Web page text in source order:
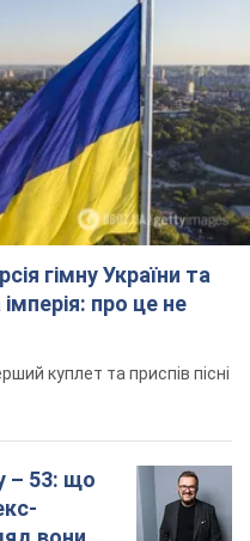
гімну України та
про це не
куплет та приспів пісні
– 53: що